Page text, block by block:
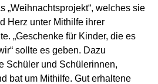
„Weihnachtsprojekt“, welches sie
Herz unter Mithilfe ihrer
„Geschenke für Kinder, die es
sollte es geben. Dazu
Schüler und Schülerinnen,
bat um Mithilfe. Gut erhaltene